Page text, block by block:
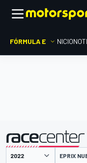
FÓRMULA E INICIO
presentado por EPRIX